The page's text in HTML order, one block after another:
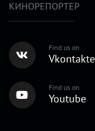
КИНОРЕПОРТЕР
Find us on
Vkontakte
Find us on
Youtube